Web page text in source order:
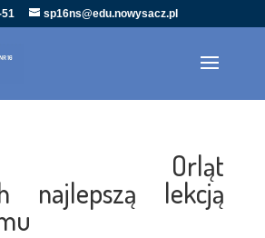
51 sp16ns@edu.nowysacz.pl
Orląt
najlepszą lekcją